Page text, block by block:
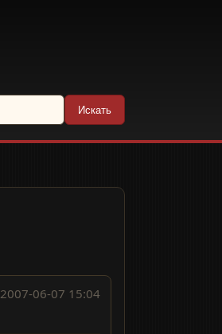
Искать
2007-06-07 15:04